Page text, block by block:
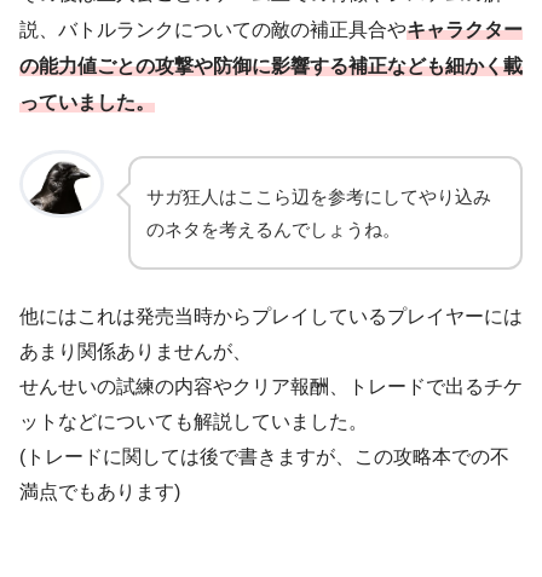
説、バトルランクについての敵の補正具合やキャラクター
の能力値ごとの攻撃や防御に影響する補正なども細かく載
っていました。
サガ狂人はここら辺を参考にしてやり込み
のネタを考えるんでしょうね。
他にはこれは発売当時からプレイしているプレイヤーには
あまり関係ありませんが、
せんせいの試練の内容やクリア報酬、トレードで出るチケ
ットなどについても解説していました。
(トレードに関しては後で書きますが、この攻略本での不
満点でもあります)